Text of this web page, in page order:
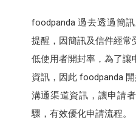
foodpanda 過去透過簡
提醒，因簡訊及信件經常
低使用者開封率，為了讓
資訊，因此 foodpanda
溝通渠道資訊，讓申請
驟，有效優化申請流程。